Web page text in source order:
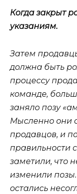
Когда закрыт
указаниям.
Затем
должна быть
процессу
команде,
заняло позу
Мысленно они
продавцов, и
правильности
заметили, что
изменили
остались